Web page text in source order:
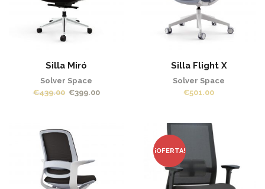
Silla Miró
Solver Space
€439.00 El
€439.00.
€399.00El
Silla Flight X
Solver Space
€501.00
¡OFERTA!